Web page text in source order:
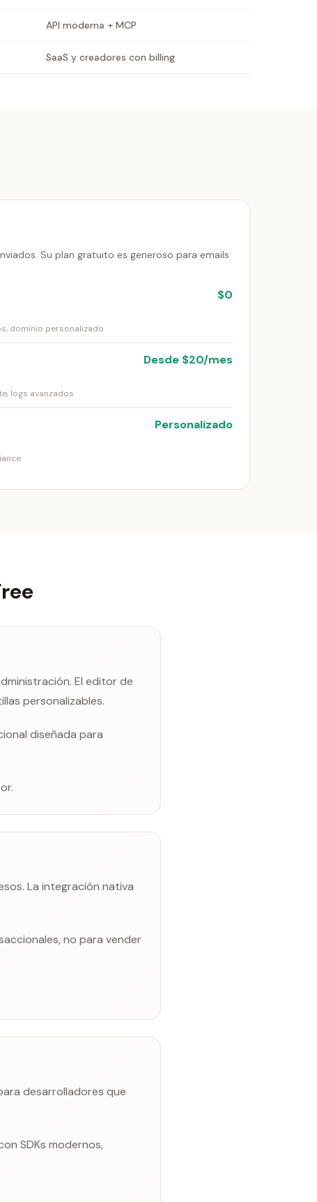
API moderna + MCP
SaaS y creadores con billing
Su plan gratuito es generoso para emails
$0
dominio personalizado
Desde $20/mes
logs avanzados
Personalizado
El editor de
personalizables.
diseñada para
La integración nativa
no para vender
desarrolladores que
SDKs modernos,